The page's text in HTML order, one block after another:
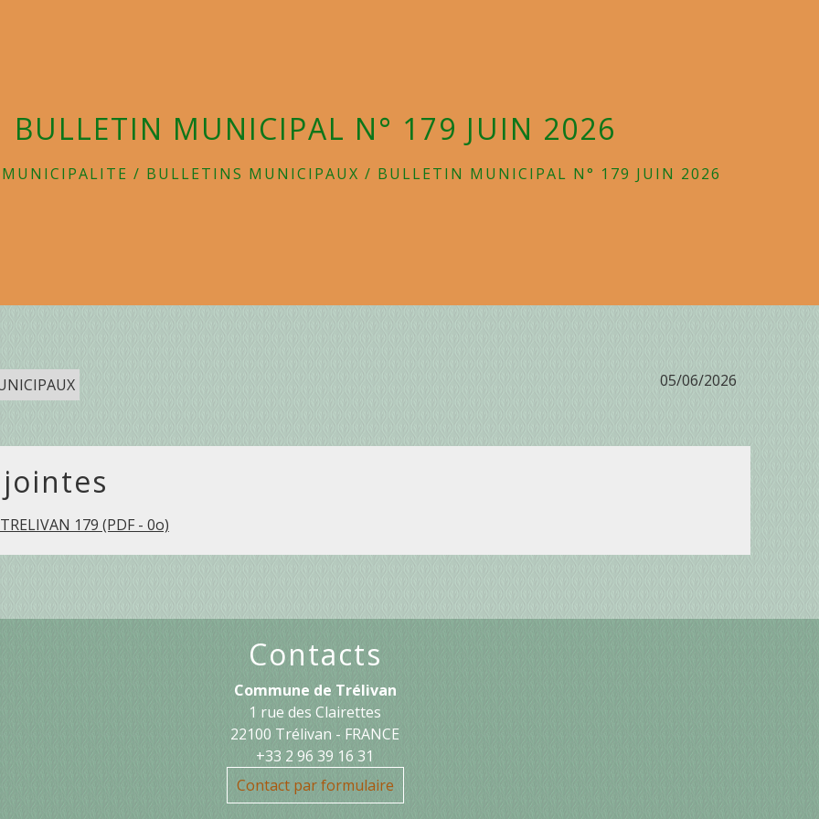
BULLETIN MUNICIPAL N° 179 JUIN 2026
MUNICIPALITE / BULLETINS MUNICIPAUX / BULLETIN MUNICIPAL N° 179 JUIN 2026
05/06/2026
jointes
179 (PDF - 0o)
Contacts
Commune de Trélivan
1 rue des Clairettes
22100 Trélivan - FRANCE
+33 2 96 39 16 31
Contact par formulaire